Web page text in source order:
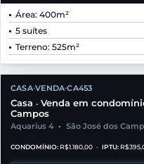
Área: 400m²
5 suítes
Terreno: 525m²
CASA•VENDA•CA453
Casa • Venda em
Campos
Aquarius 4 • São José dos
CONDOMÍNIO: R$1.180,00 • IPTU: